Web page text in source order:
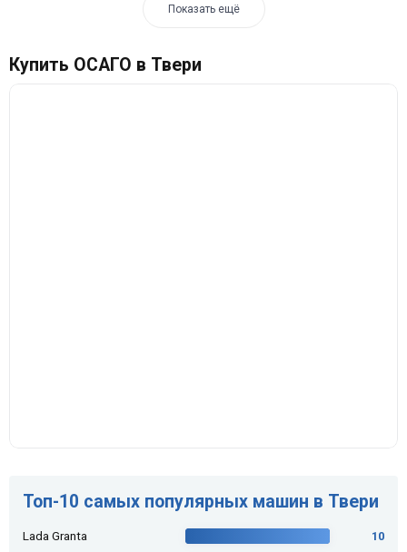
Показать ещё
Купить ОСАГО в Твери
Топ-10 самых популярных машин в Твери
Lada Granta 10